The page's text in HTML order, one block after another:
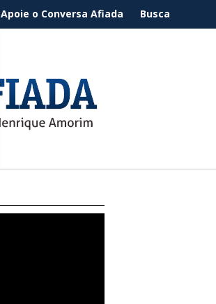
Apoie o Conversa Afiada Busca